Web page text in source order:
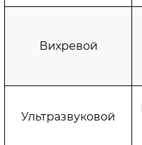
Вихревой
Ультразвуковой